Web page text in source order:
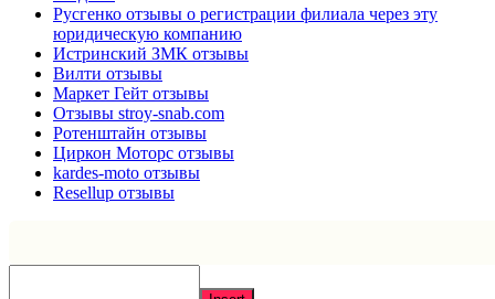
Русгенко отзывы о регистрации филиала через эту
юридическую компанию
Истринский ЗМК отзывы
Вилти отзывы
Маркет Гейт отзывы
Отзывы stroy-snab.com
Ротенштайн отзывы
Циркон Моторс отзывы
kardes-moto отзывы
Resellup отзывы